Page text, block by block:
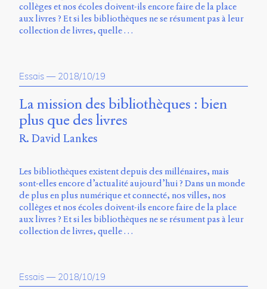
collèges et nos écoles doivent-ils encore faire de la place
aux livres ? Et si les bibliothèques ne se résument pas à leur
collection de livres, quelle …
Essais — 2018/10/19
La mission des bibliothèques : bien
plus que des livres
R. David Lankes
Les bibliothèques existent depuis des millénaires, mais
sont-elles encore d’actualité aujourd’hui ? Dans un monde
de plus en plus numérique et connecté, nos villes, nos
collèges et nos écoles doivent-ils encore faire de la place
aux livres ? Et si les bibliothèques ne se résument pas à leur
collection de livres, quelle …
Essais — 2018/10/19